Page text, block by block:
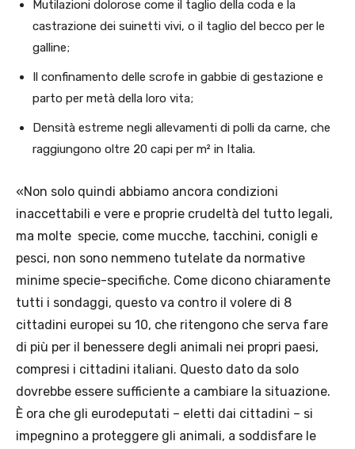
Mutilazioni dolorose come il taglio della coda e la
castrazione dei suinetti vivi, o il taglio del becco per le
galline;
Il confinamento delle scrofe in gabbie di gestazione e
parto per metà della loro vita;
Densità estreme negli allevamenti di polli da carne, che
raggiungono oltre 20 capi per m² in Italia.
«Non solo quindi abbiamo ancora condizioni
inaccettabili e vere e proprie crudeltà del tutto legali,
ma molte specie, come mucche, tacchini, conigli e
pesci, non sono nemmeno tutelate da normative
minime specie-specifiche. Come dicono chiaramente
tutti i sondaggi, questo va contro il volere di 8
cittadini europei su 10, che ritengono che serva fare
di più per il benessere degli animali nei propri paesi,
compresi i cittadini italiani. Questo dato da solo
dovrebbe essere sufficiente a cambiare la situazione.
È ora che gli eurodeputati – eletti dai cittadini – si
impegnino a proteggere gli animali, a soddisfare le